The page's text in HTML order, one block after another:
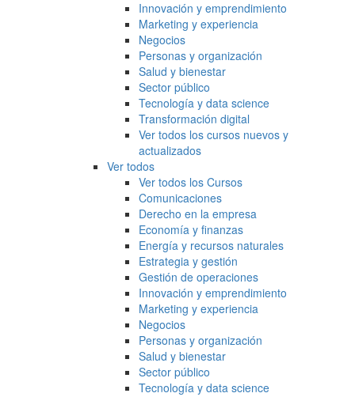
Innovación y emprendimiento
Marketing y experiencia
Negocios
Personas y organización
Salud y bienestar
Sector público
Tecnología y data science
Transformación digital
Ver todos los cursos nuevos y
actualizados
Ver todos
Ver todos los Cursos
Comunicaciones
Derecho en la empresa
Economía y finanzas
Energía y recursos naturales
Estrategia y gestión
Gestión de operaciones
Innovación y emprendimiento
Marketing y experiencia
Negocios
Personas y organización
Salud y bienestar
Sector público
Tecnología y data science